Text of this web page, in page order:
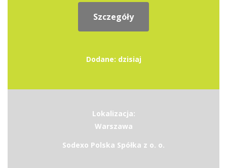
Szczegóły
Dodane: dzisiaj
Lokalizacja:
Warszawa
Sodexo Polska Spółka z o. o.